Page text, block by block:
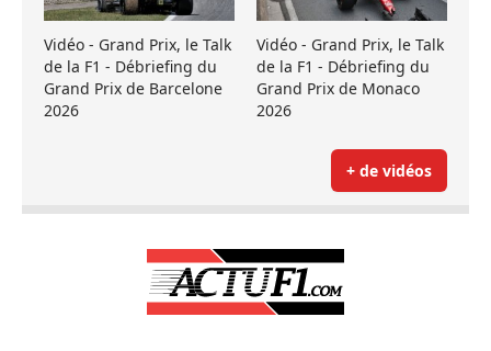
Vidéo - Grand Prix, le Talk
de la F1 - Débriefing du
Grand Prix de Barcelone
2026
Vidéo - Grand Prix, le Talk
de la F1 - Débriefing du
Grand Prix de Monaco
2026
+ de vidéos